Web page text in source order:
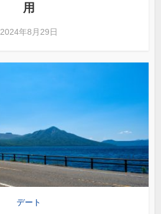
用
2024年8月29日
デート